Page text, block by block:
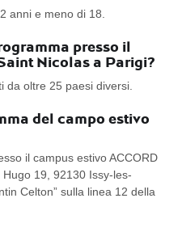
anni e meno di 18.
presso il
Nicolas a Parigi?
da oltre 25 paesi diversi.
del campo estivo
il campus estivo ACCORD
19, 92130 Issy-les-
Celton” sulla linea 12 della